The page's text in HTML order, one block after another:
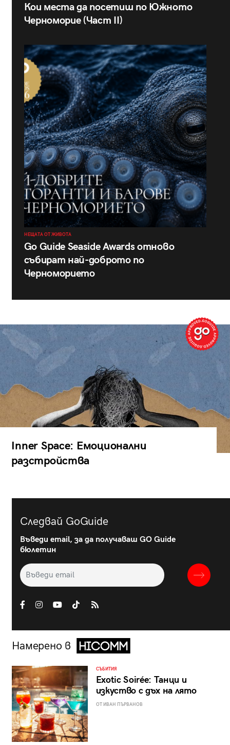
Кои места да посетиш по Южното
Черноморие (Част II)
НЕЩАТА ОТ ЖИВОТА
Go Guide Seaside Awards отново
събират най-доброто по
Черноморието
Inner Space: Емоционални
разстройства
Следвай GoGuide
Въведи email, за да получаваш GO Guide
бюлетин
Намерено в
СЪБИТИЯ
Exotic Soirée: Танци и
изкуство с дъх на лято
ОТ ИВАН ПЪРВАНОВ